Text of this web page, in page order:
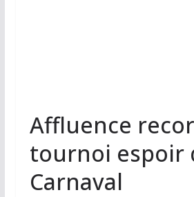
Affluence
tournoi espoir
Carnaval